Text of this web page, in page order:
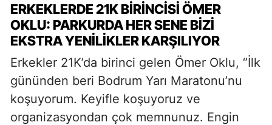
ERKEKLERDE 21K BİRİNCİSİ ÖMER
OKLU: PARKURDA HER SENE BİZİ
EKSTRA YENİLİKLER KARŞILIYOR
Erkekler 21K’da birinci gelen Ömer Oklu, ‘’İlk
gününden beri Bodrum Yarı Maratonu’nu
koşuyorum. Keyifle koşuyoruz ve
organizasyondan çok memnunuz. Engin